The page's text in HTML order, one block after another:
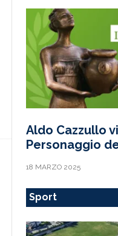
Aldo Cazzullo
Personaggio
18 MARZO 2025
Sport